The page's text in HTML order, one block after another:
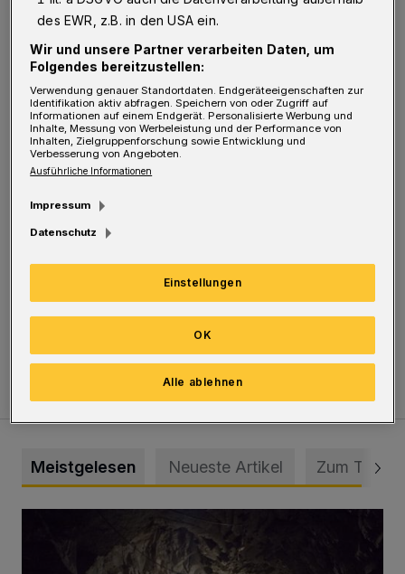
Es ist niemandem zuzumuten, mehrmals dort
vergeblich zu erscheinen — unabhängig von
Zeit und Kosten. Deshalb muss ein Schalter
geöffnet sein — auch unter Inkaufnahme
längerer Wartezeiten.
umtriebigen OB: Eine Seilbahn oder BUGA
kann er nach Erledigung immer noch ins Auge
fassen.
Hans-Achim Scholl
(Rundschau Verlagsgesellschaft)
Meistgelesen Neueste Artikel Zum Thema
des EWR, z.B. in den USA ein.
Wir und unsere Partner verarbeiten Daten, um
Folgendes bereitzustellen:
Verwendung genauer Standortdaten. Endgeräteeigenschaften zur
Identifikation aktiv abfragen. Speichern von oder Zugriff auf
Informationen auf einem Endgerät. Personalisierte Werbung und
Inhalte, Messung von Werbeleistung und der Performance von
Inhalten, Zielgruppenforschung sowie Entwicklung und
Verbesserung von Angeboten.
Ausführliche Informationen
Impressum
Datenschutz
Einstellungen
Alle ablehnen
OK